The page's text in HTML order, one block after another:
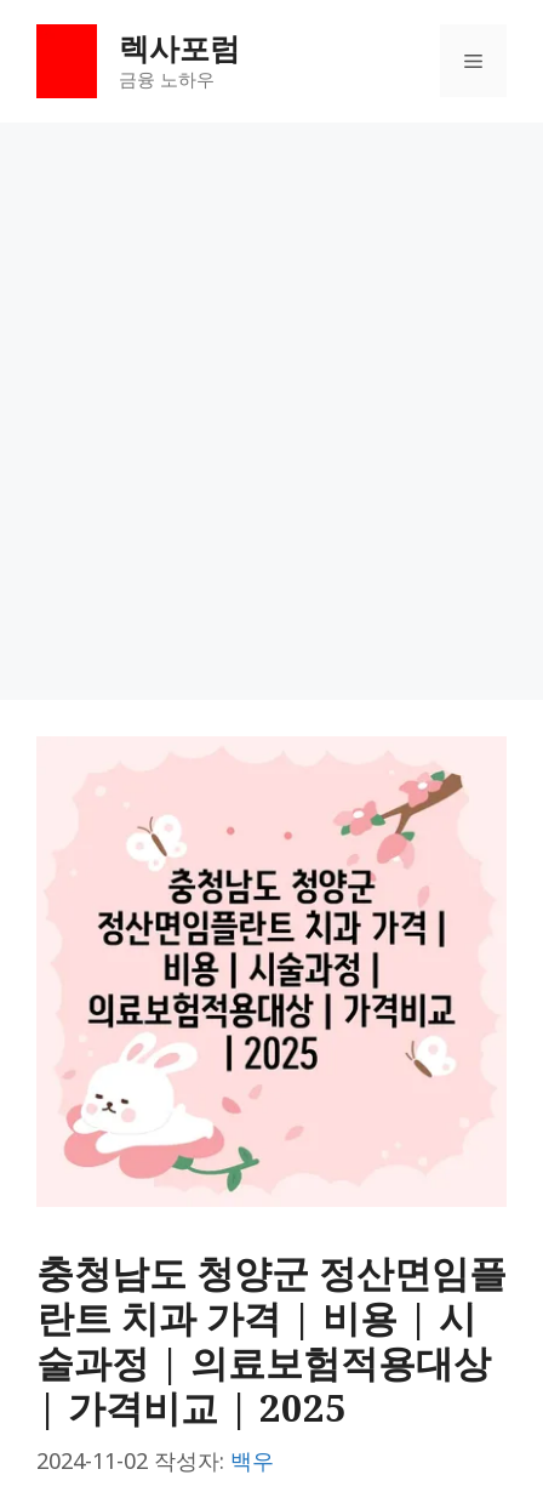
렉사포럼
금융 노하우
메
충청남도 청양군 정산면임플
란트 치과 가격 | 비용 | 시
술과정 | 의료보험적용대상
| 가격비교 | 2025
2024-11-02 작성자: 백우